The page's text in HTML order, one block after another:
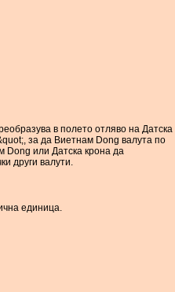
в полето отляво на Датска
за да Виетнам Dong валута по
Dong или Датска крона да
други валути.
единица.